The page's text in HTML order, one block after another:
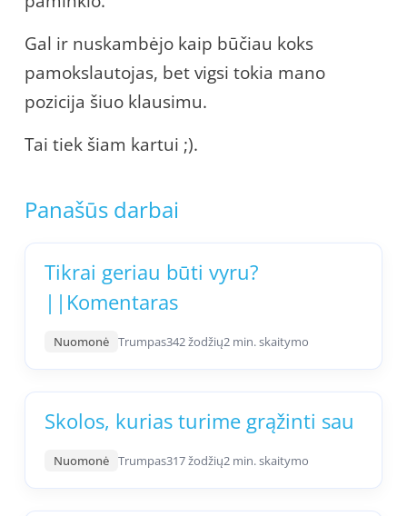
Gal ir nuskambėjo kaip būčiau koks
pamokslautojas, bet vigsi tokia mano
pozicija šiuo klausimu.
Tai tiek šiam kartui ;).
Panašūs darbai
Tikrai geriau būti vyru?
||Komentaras
Nuomonė Trumpas342 žodžių2 min. skaitymo
Skolos, kurias turime grąžinti sau
Nuomonė Trumpas317 žodžių2 min. skaitymo